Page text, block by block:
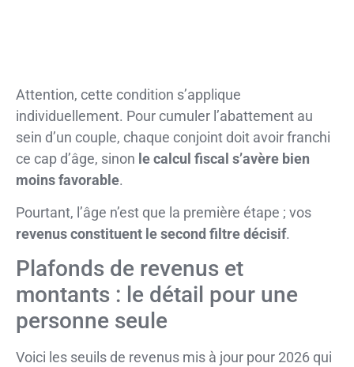
Attention, cette condition s’applique
individuellement. Pour cumuler l’abattement au
sein d’un couple, chaque conjoint doit avoir franchi
ce cap d’âge, sinon le calcul fiscal s’avère bien
moins favorable.
Pourtant, l’âge n’est que la première étape ; vos
revenus constituent le second filtre décisif.
Plafonds de revenus et
montants : le détail pour une
personne seule
Voici les seuils de revenus mis à jour pour 2026 qui